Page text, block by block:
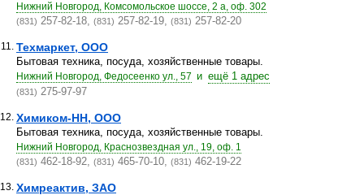
Нижний Новгород, Комсомольское шоссе, 2 а, оф. 302
(831) 257-82-18, (831) 257-82-19, (831) 257-82-20
11. Техмаркет, ООО
Бытовая техника, посуда, хозяйственные товары.
Нижний Новгород, Федосеенко ул., 57 и ещё 1 адрес
(831) 275-97-97
12. Химиком-НН, ООО
Бытовая техника, посуда, хозяйственные товары.
Нижний Новгород, Краснозвездная ул., 19, оф. 1
(831) 462-18-92, (831) 465-70-10, (831) 462-19-22
13. Химреактив, ЗАО